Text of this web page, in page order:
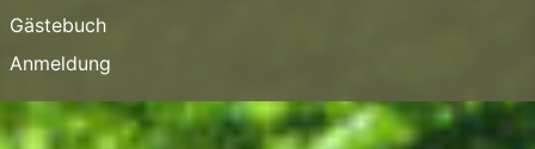
Gästebuch
Anmeldung